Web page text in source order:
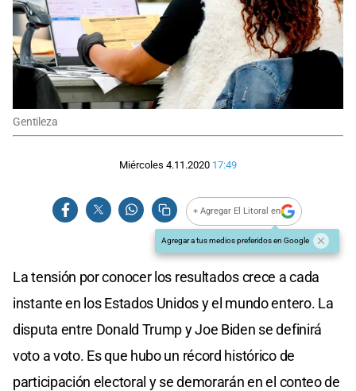
Gentileza
Miércoles 4.11.2020 17:49
+ Agregar El Litoral en
Agregar a tus medios preferidos en Google
La tensión por conocer los resultados crece a cada
instante en los Estados Unidos y el mundo entero. La
disputa entre Donald Trump y Joe Biden se definirá
voto a voto. Es que hubo un récord histórico de
participación electoral y se demorarán en el conteo de